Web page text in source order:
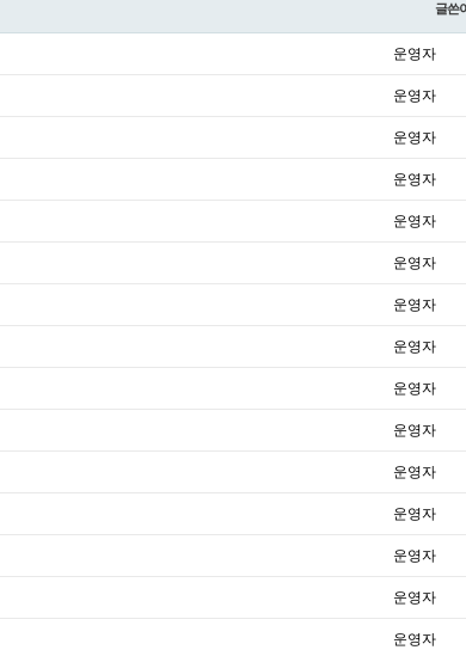
글쓴
운영자
운영자
운영자
운영자
운영자
운영자
운영자
운영자
운영자
운영자
운영자
운영자
운영자
운영자
운영자